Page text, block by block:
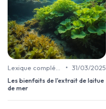
• 31/03/2025
Les bienfaits de l'extrait de laitue
de mer